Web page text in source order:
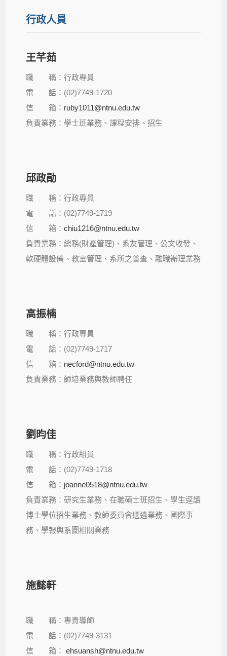
行政人員
王芊茹
職 稱：行政專員
電 話：(02)7749-1720
信 箱： ruby1011@ntnu.edu.tw
負責業務：學士班業務、課程安排、招生
邱政勛
職 稱：行政專員
電 話：(02)7749-1719
信 箱：chiu1216@ntnu.edu.tw
負責業務：總務(財產管理)、系友管理、公文收發、
軟硬體設備、教室管理、系所之普查、離職辦理業務
高振楠
職 稱：行政專員
電 話：(02)7749-1717
信 箱： necford@ntnu.edu.tw
負責業務：師培業務與教師聘任
劉昀佳
職 稱：行政組員
電 話：(02)7749-1718
信 箱： joanne0518@ntnu.edu.tw
負責業務：研究生業務、在職碩士班招生、學生逕讀
博士學位招生業務、教師委員會選遴業務、國際事
務、學報與系圖相關業務
施懿軒
職 稱：專責導師
電 話：(02)7749-3131
信 箱：ehsuansh@ntnu.edu.tw